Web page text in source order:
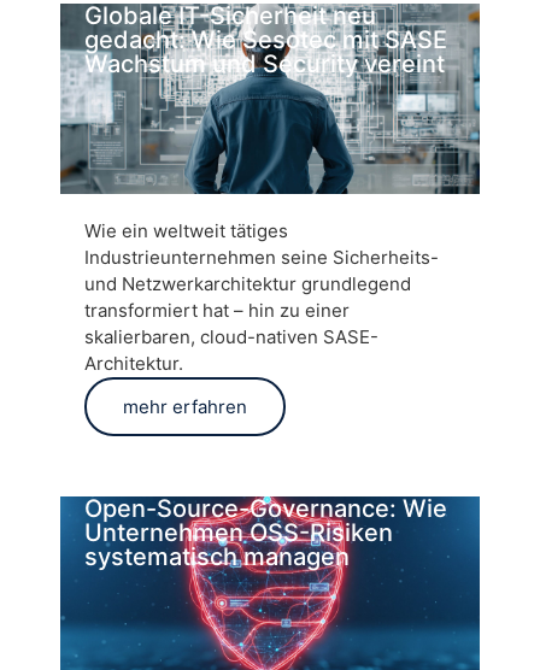
Globale IT-Sicherheit neu
gedacht: Wie Sesotec mit SASE
Wachstum und Security vereint
Wie ein weltweit tätiges
Industrieunternehmen seine Sicherheits-
und Netzwerkarchitektur grundlegend
transformiert hat – hin zu einer
skalierbaren, cloud-nativen SASE-
Architektur.
mehr erfahren
Open-Source-Governance: Wie
Unternehmen OSS-Risiken
systematisch managen